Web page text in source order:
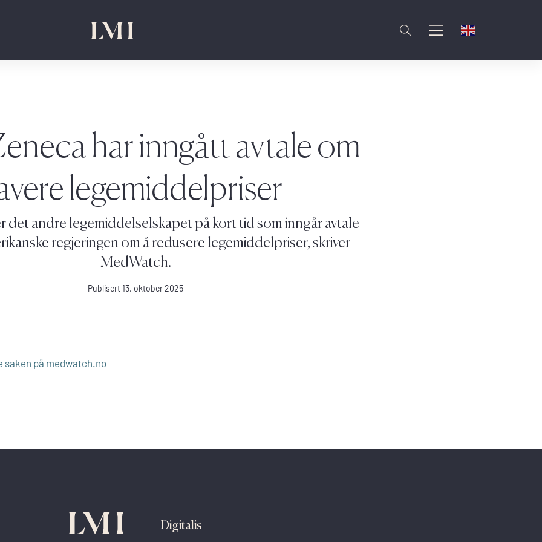
har inngått avtale om
legemiddelpriser
det andre legemiddelselskapet på kort tid som inngår avtale
regjeringen om å redusere legemiddelpriser, skriver
MedWatch.
Publisert 13. oktober 2025
saken på medwatch.no
Digitalis